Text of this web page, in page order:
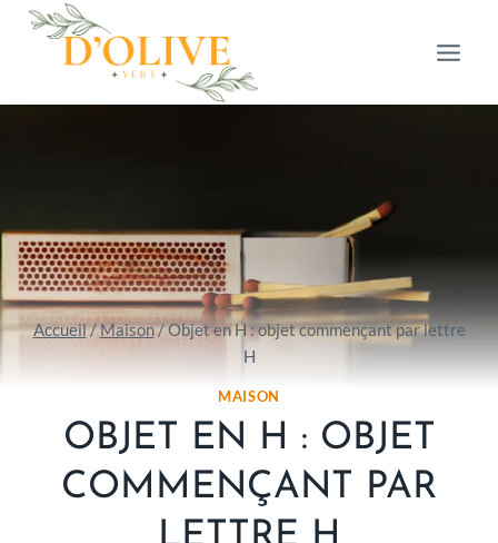
Aller
Accueil/Maison/Objet en H : objet commençant par lettre
H
MAISON
OBJET EN H : OBJET
COMMENÇANT PAR